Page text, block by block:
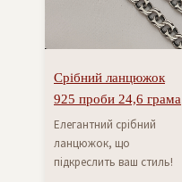
Срібний ланцюжок
925 проби 24,6 грама
Елегантний срібний
ланцюжок, що
підкреслить ваш стиль!